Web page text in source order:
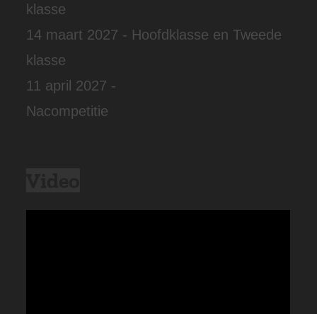
klasse
14 maart 2027 - Hoofdklasse en Tweede
klasse
11 april 2027 -
Nacompetitie